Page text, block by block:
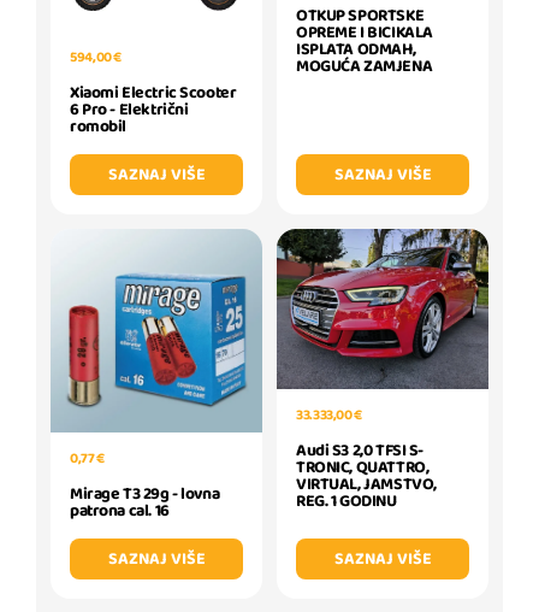
594,00 €
Xiaomi Electric Scooter
6 Pro - Električni
romobil
SAZNAJ VIŠE
OTKUP SPORTSKE
OPREME I BICIKALA
ISPLATA ODMAH,
MOGUĆA ZAMJENA
SAZNAJ VIŠE
0,77 €
Mirage T3 29g - lovna
patrona cal. 16
SAZNAJ VIŠE
33.333,00 €
Audi S3 2,0 TFSI S-
TRONIC, QUATTRO,
VIRTUAL, JAMSTVO,
REG. 1 GODINU
SAZNAJ VIŠE